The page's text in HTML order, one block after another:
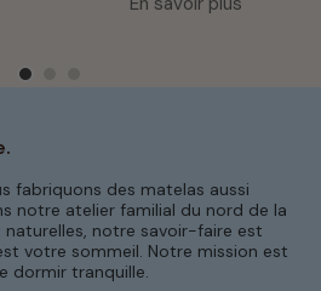
produits pétrochimiques, le
aussi un niveau de confort
naturel comme nosmatelas
sans substances
pour durer dans le temps,
Lesurmatelas en
fabriquons des matelas aussi
notre atelier familial du nord de la
naturelles, notre savoir-faire est
votre sommeil. Notre mission est
dormir tranquille.